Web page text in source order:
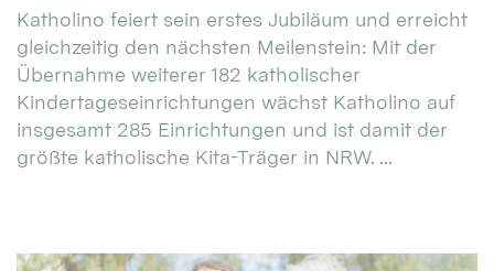
Katholino feiert sein erstes Jubiläum und erreicht
gleichzeitig den nächsten Meilenstein: Mit der
Übernahme weiterer 182 katholischer
Kindertageseinrichtungen wächst Katholino auf
insgesamt 285 Einrichtungen und ist damit der
größte katholische Kita-Träger in NRW. ...